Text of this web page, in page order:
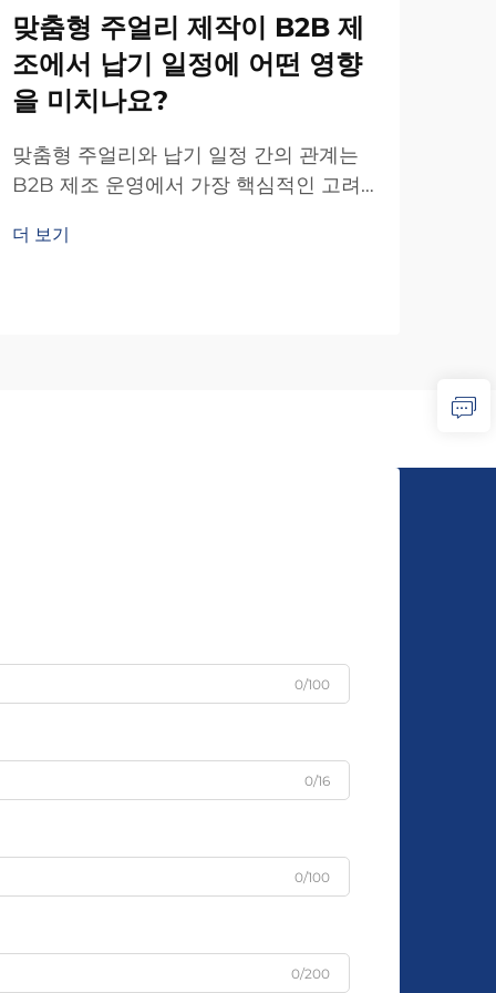
맞춤형 주얼리 제작이 B2B 제
조에서 납기 일정에 어떤 영향
을 미치나요?
맞춤형 주얼리와 납기 일정 간의 관계는
B2B 제조 운영에서 가장 핵심적인 고려
생산에 진입할 경우, 디자인 복잡성, 재료
더 보기
0/100
0/16
0/100
0/200